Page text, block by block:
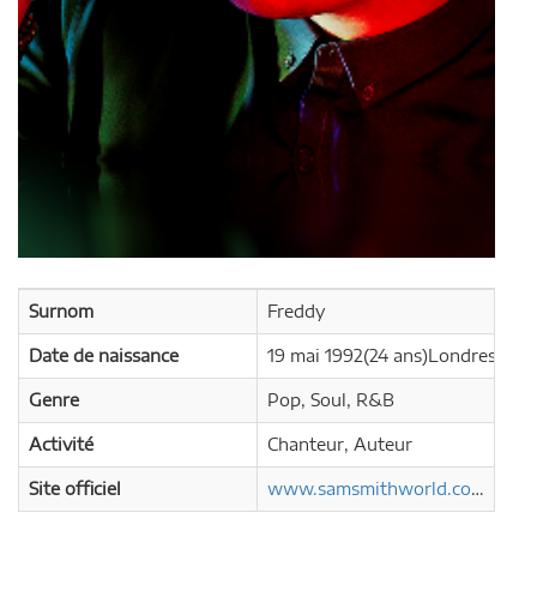
Surnom Freddy
Date de naissance 19 mai 1992(24 ans)Londres,
Genre Pop, Soul, R&B
Activité Chanteur, Auteur
Site officiel www.samsmithworld.com